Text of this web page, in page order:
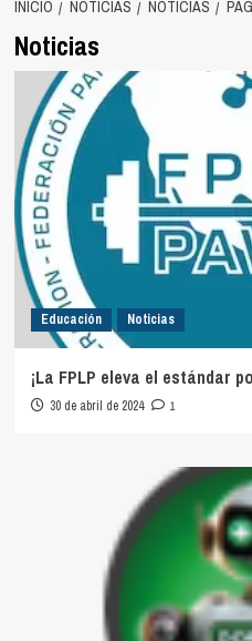
INICIO NOTICIAS NOTICIAS
Noticias
Educación Noticias
¡La FPLP eleva el estándar
30 de abril de 2024 1